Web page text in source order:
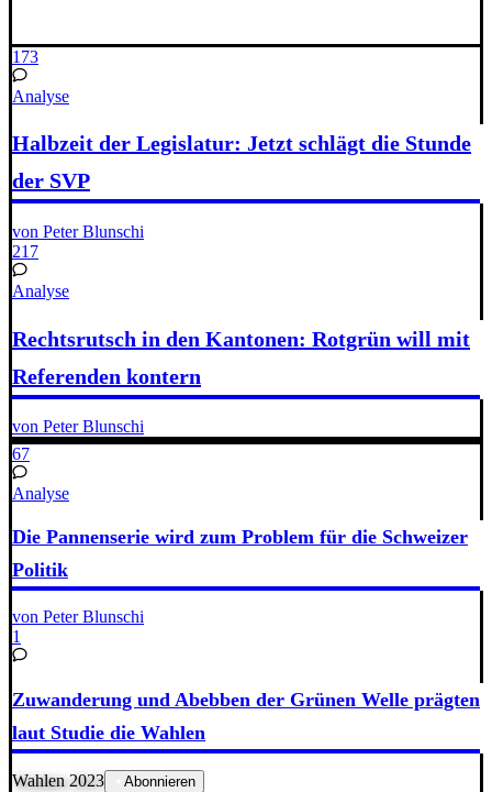
173
Analyse
Halbzeit der Legislatur: Jetzt schlägt die Stunde
der SVP
von Peter Blunschi
217
Analyse
Rechtsrutsch in den Kantonen: Rotgrün will mit
Referenden kontern
von Peter Blunschi
67
Analyse
Die Pannenserie wird zum Problem für die Schweizer
Politik
von Peter Blunschi
1
Zuwanderung und Abebben der Grünen Welle prägten
laut Studie die Wahlen
Wahlen 2023 Abonnieren